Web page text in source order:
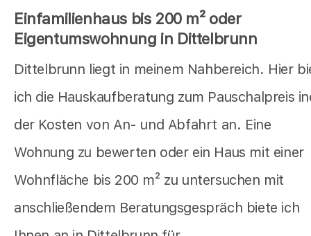
Einfamilienhaus bis 200 m² oder
Eigentumswohnung in Dittelbrunn
Dittelbrunn liegt in meinem Nahbereich. Hier
ich die Hauskaufberatung zum Pauschalpreis
der Kosten von An- und Abfahrt an. Eine
Wohnung zu bewerten oder ein Haus mit einer
Wohnfläche bis 200 m² zu untersuchen mit
anschließendem Beratungsgespräch biete ich